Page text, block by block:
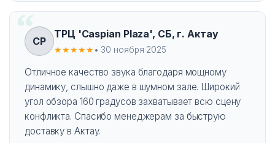
CP
ТРЦ 'Caspian Plaza', СБ, г. Актау
★★★★★• 30 ноября 2025
Отличное качество звука благодаря мощному
динамику, слышно даже в шумном зале. Широкий
угол обзора 160 градусов захватывает всю сцену
конфликта. Спасибо менеджерам за быструю
доставку в Актау.